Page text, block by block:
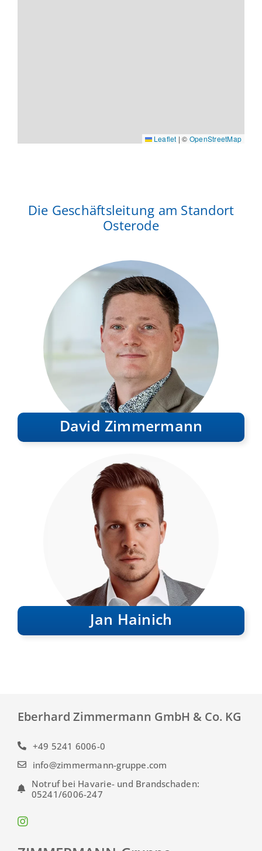
Leaflet | © OpenStreetMap
Die Geschäftsleitung am Standort
Osterode
David Zimmermann
Jan Hainich
Eberhard Zimmermann GmbH & Co. KG
+49 5241 6006-0
info@zimmermann-gruppe.com
Notruf bei Havarie- und Brandschaden:
05241/6006-247